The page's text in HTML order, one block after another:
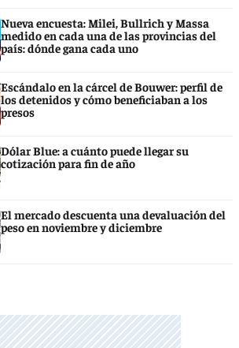
Nueva encuesta: Milei, Bullrich y Massa
medido en cada una de las provincias del
país: dónde gana cada uno
Escándalo en la cárcel de Bouwer: perfil de
los detenidos y cómo beneficiaban a los
presos
Dólar Blue: a cuánto puede llegar su
cotización para fin de año
El mercado descuenta una devaluación del
peso en noviembre y diciembre